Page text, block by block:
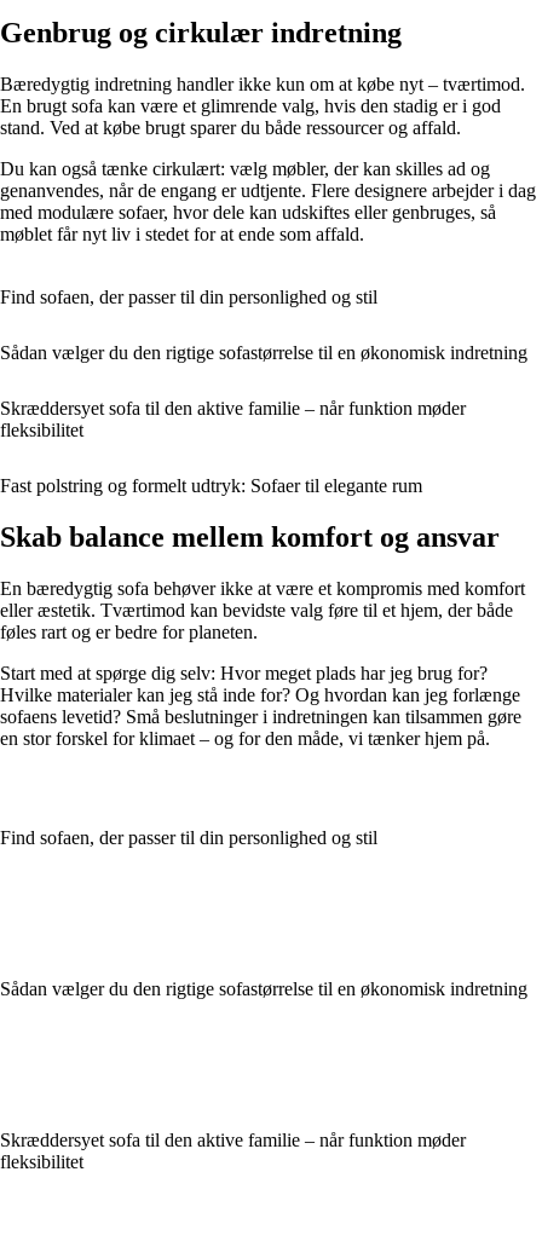
Genbrug og cirkulær indretning
Bæredygtig indretning handler ikke kun om at købe nyt – tværtimod.
En brugt sofa kan være et glimrende valg, hvis den stadig er i god
stand. Ved at købe brugt sparer du både ressourcer og affald.
Du kan også tænke cirkulært: vælg møbler, der kan skilles ad og
genanvendes, når de engang er udtjente. Flere designere arbejder i dag
med modulære sofaer, hvor dele kan udskiftes eller genbruges, så
møblet får nyt liv i stedet for at ende som affald.
Find sofaen, der passer til din personlighed og stil
Sådan vælger du den rigtige sofastørrelse til en økonomisk indretning
Skræddersyet sofa til den aktive familie – når funktion møder
fleksibilitet
Fast polstring og formelt udtryk: Sofaer til elegante rum
Skab balance mellem komfort og ansvar
En bæredygtig sofa behøver ikke at være et kompromis med komfort
eller æstetik. Tværtimod kan bevidste valg føre til et hjem, der både
føles rart og er bedre for planeten.
Start med at spørge dig selv: Hvor meget plads har jeg brug for?
Hvilke materialer kan jeg stå inde for? Og hvordan kan jeg forlænge
sofaens levetid? Små beslutninger i indretningen kan tilsammen gøre
en stor forskel for klimaet – og for den måde, vi tænker hjem på.
Find sofaen, der passer til din personlighed og stil
Sådan vælger du den rigtige sofastørrelse til en økonomisk indretning
Skræddersyet sofa til den aktive familie – når funktion møder
fleksibilitet